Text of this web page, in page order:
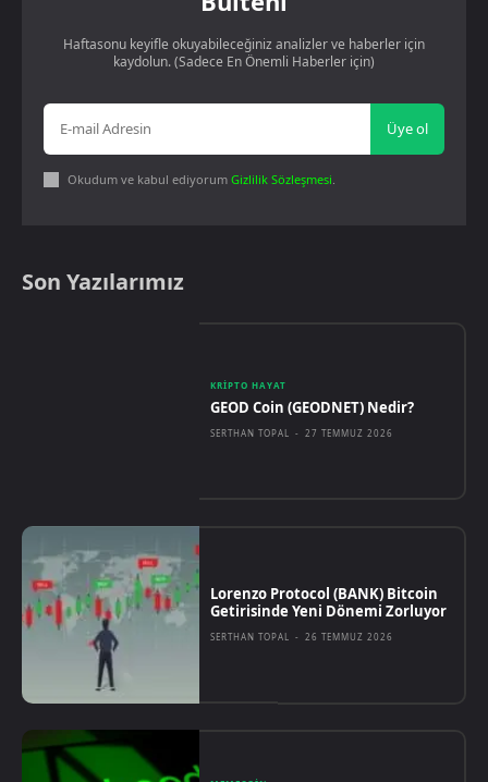
Haftasonu keyifle okuyabileceğiniz analizler ve haberler için
kaydolun. (Sadece En Önemli Haberler için)
Üye ol
Okudum ve kabul ediyorum Gizlilik Sözleşmesi.
Son Yazılarımız
KRIPTO HAYAT
GEOD Coin (GEODNET) Nedir?
SERTHAN TOPAL - 27 TEMMUZ 2026
Lorenzo Protocol (BANK) Bitcoin
Getirisinde Yeni Dönemi Zorluyor
SERTHAN TOPAL - 26 TEMMUZ 2026